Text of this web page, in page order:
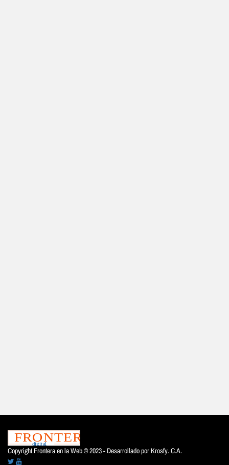
Copyright Frontera en la Web © 2023 - Desarrollado por Krosfy. C.A.